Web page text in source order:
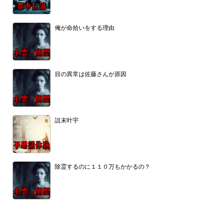
俺が命拾いをする理由
目の異常は佐藤さんが原因
詛末叶宇
除霊するのに１１０万もかかるの？